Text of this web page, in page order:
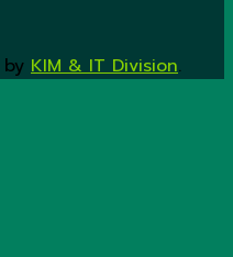
KIM & IT Division.